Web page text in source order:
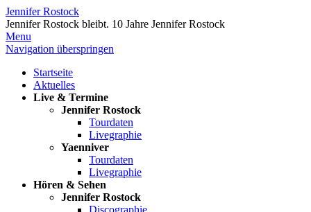
Jennifer Rostock
Jennifer Rostock bleibt. 10 Jahre Jennifer Rostock
Menu
Navigation überspringen
Startseite
Aktuelles
Live & Termine
Jennifer Rostock
Tourdaten
Livegraphie
Yaenniver
Tourdaten
Livegraphie
Hören & Sehen
Jennifer Rostock
Discographie